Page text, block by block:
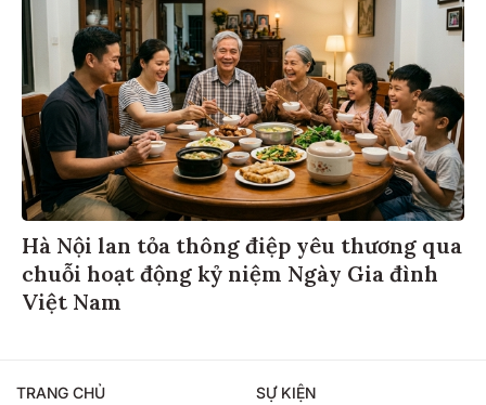
Hà Nội lan tỏa thông điệp yêu thương qua
chuỗi hoạt động kỷ niệm Ngày Gia đình
Việt Nam
TRANG CHỦ SỰ KIỆN